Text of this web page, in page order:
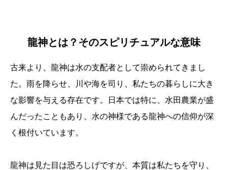
龍神とは？そのスピリチュアルな意味
古来より、龍神は水の支配者として崇められてきまし
た。雨を降らせ、川や海を司り、私たちの暮らしに大き
な影響を与える存在です。日本では特に、水田農業が盛
んだったこともあり、水の神様である龍神への信仰が深
く根付いています。
龍神は見た目は恐ろしげですが、本質は私たちを守り、